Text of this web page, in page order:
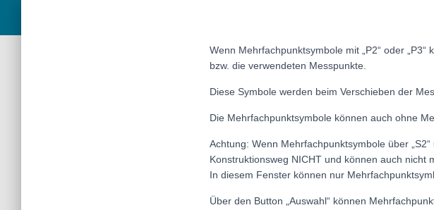
Wenn Mehrfachpunktsymbole mit „P2“ oder
bzw. die verwendeten Messpunkte.
Diese Symbole werden beim Verschieben der
Die Mehrfachpunktsymbole können auch ohne
Achtung: Wenn Mehrfachpunktsymbole über
Konstruktionsweg NICHT und können auch nicht
In diesem Fenster können nur
Über den Button „Auswahl“ können